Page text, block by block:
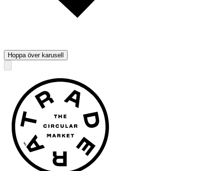
Hoppa över karusell